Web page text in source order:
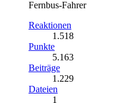
Fernbus-Fahrer
Reaktionen
1.518
Punkte
5.163
Beiträge
1.229
Dateien
1